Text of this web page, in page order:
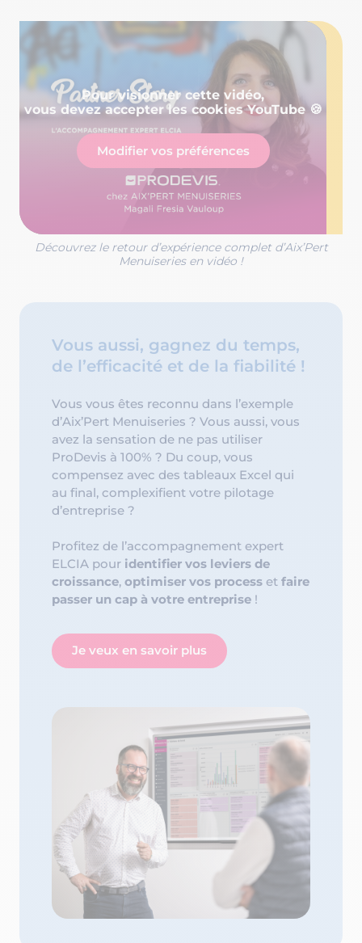
Pour visionner cette vidéo,
vous devez accepter les cookies YouTube 🍪
Modifier vos préférences
Découvrez le retour d’expérience complet d’Aix’Pert
Menuiseries en vidéo !
Vous aussi, gagnez du temps,
de l’efficacité et de la fiabilité !
Vous vous êtes reconnu dans l’exemple
d’Aix’Pert Menuiseries ? Vous aussi, vous
avez la sensation de ne pas utiliser
ProDevis à 100% ? Du coup, vous
compensez avec des tableaux Excel qui
au final, complexifient votre pilotage
d’entreprise ?
Profitez de l’accompagnement expert
ELCIA pour identifier vos leviers de
croissance, optimiser vos process et faire
passer un cap à votre entreprise !
Je veux en savoir plus